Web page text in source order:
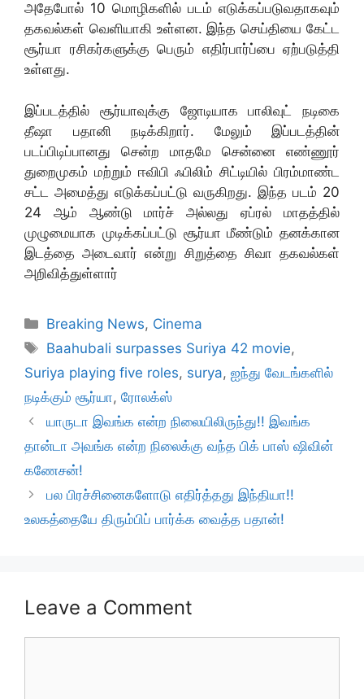
அதேபோல் 10 மொழிகளில் படம் எடுக்கப்படுவதாகவும்
தகவல்கள் வெளியாகி உள்ளன. இந்த செய்தியை கேட்ட
சூர்யா ரசிகர்களுக்கு பெரும் எதிர்பார்ப்பை ஏற்படுத்தி
உள்ளது.
இப்படத்தில் சூர்யாவுக்கு ஜோடியாக பாலிவுட் நடிகை
தீஷா பதானி நடிக்கிறார். மேலும் இப்படத்தின்
படப்பிடிப்பானது சென்ற மாதமே சென்னை எண்ணூர்
துறைமுகம் மற்றும் ஈவிபி ஃபிலிம் சிட்டியில் பிரம்மாண்ட
சட்ட அமைத்து எடுக்கப்பட்டு வருகிறது. இந்த படம் 20
24 ஆம் ஆண்டு மார்ச் அல்லது ஏப்ரல் மாதத்தில்
முழுமையாக முடிக்கப்பட்டு சூர்யா மீண்டும் தனக்கான
இடத்தை அடைவார் என்று சிறுத்தை சிவா தகவல்கள்
அறிவித்துள்ளார்
Categories
Breaking News, Cinema
Tags
Baahubali surpasses Suriya 42 movie,
Suriya playing five roles, surya, ஐந்து வேடங்களில்
நடிக்கும் சூர்யா, ரோலக்ஸ்
யாருடா இவங்க என்ற நிலையிலிருந்து!! இவங்க
தான்டா அவங்க என்ற நிலைக்கு வந்த பிக் பாஸ் ஷிவின்
கணேசன்!
பல பிரச்சினைகளோடு எதிர்த்தது இந்தியா!!
உலகத்தையே திரும்பிப் பார்க்க வைத்த பதான்!
Leave a Comment